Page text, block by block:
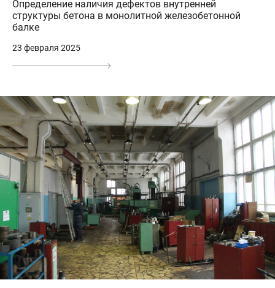
Определение наличия дефектов внутренней
структуры бетона в монолитной железобетонной
балке
23 февраля 2025